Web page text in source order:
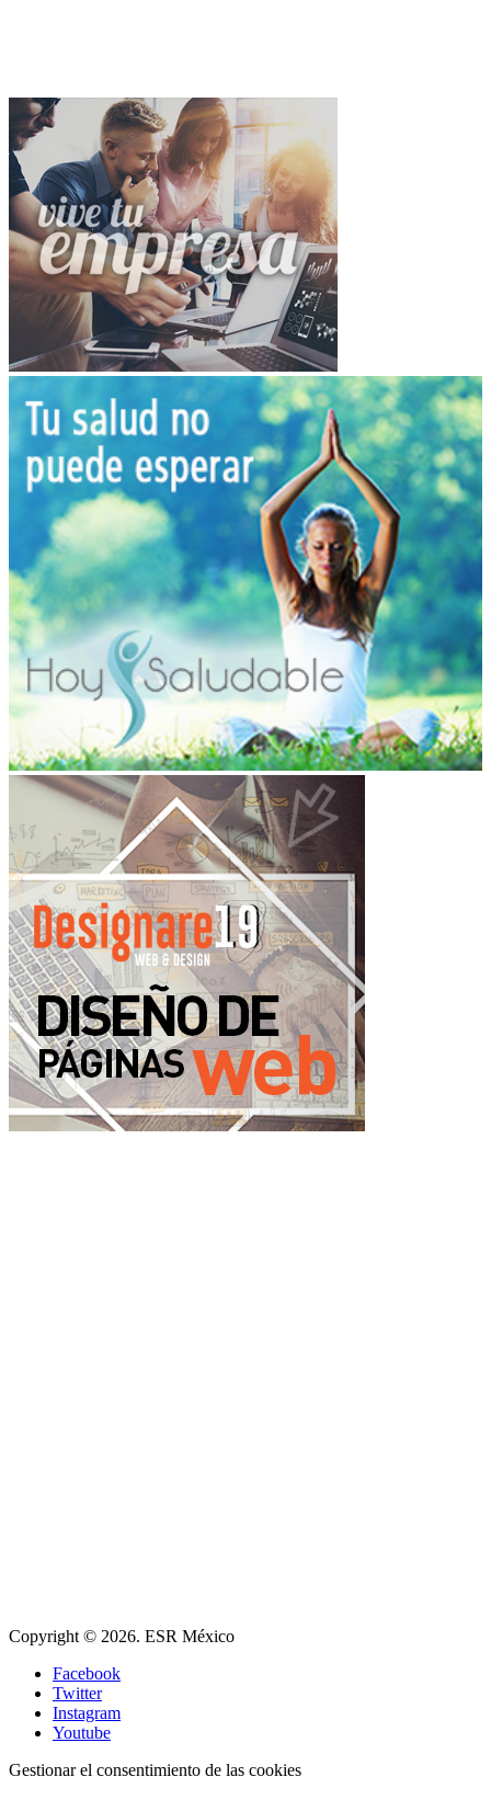
Copyright © 2026. ESR México
Facebook
Twitter
Instagram
Youtube
Gestionar el consentimiento de las cookies